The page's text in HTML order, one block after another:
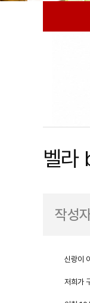
벨라
작성
신랑이
저희가